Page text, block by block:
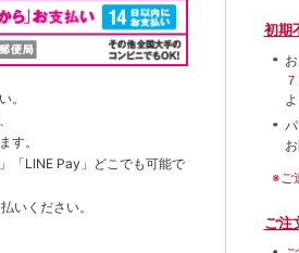
。
す。
「LINE Pay」どこでも可能で
いください。
初期
※ご
ご注